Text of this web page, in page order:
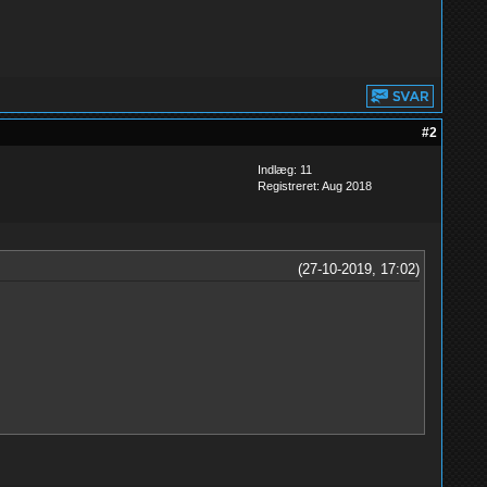
#2
Indlæg: 11
Registreret: Aug 2018
(27-10-2019, 17:02)